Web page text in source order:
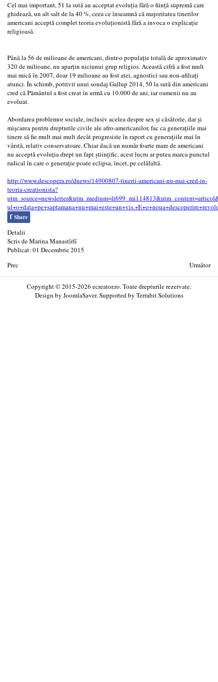
Cel mai important, 51 la sută au acceptat evoluţia fără o fiinţă supremă care
ghidează, un alt salt de la 40 %, ceea ce înseamnă că majoritatea tinerilor
americani acceptă complet teoria evoluţionistă fără a invoca o explicaţie
religioasă.
Până la 56 de milioane de americani, dintr-o populaţie totală de aproximativ
320 de milioane, nu aparţin niciunui grup religios. Această cifră a fost mult
mai mică în 2007, doar 19 milioane au fost atei, agnostici sau non-afiliaţi
atunci. În schimb, potrivit unui sondaj Gallup 2014, 50 la sută din americani
cred că Pământul a fost creat în urmă cu 10.000 de ani, iar oamenii nu au
evoluat.
Abordarea problemor sociale, inclusiv acelea despre sex şi căsătorie, dar şi
mişcarea pentru drepturile civile ale afro-americanilor, fac ca generaţiile mai
tinere să fie mult mai mult decât progresiste în raport cu generaţiile mai în
vârstă, relativ conservatoare. Chiar dacă un număr foarte mare de americani
nu acceptă evoluţia drept un fapt ştiinţific, acest lucru ar putea marca punctul
radical în care o generaţie poate eclipsa, încet, pe celălaltă.
http://www.descopera.ro/dnews/14900807-tinerii-americani-nu-mai-cred-in-
teoria-creationista?
f Share
Detalii
Scris deMarina Manastîrlî
Publicat: 01 Decembrie 2015
Prec
Următor
Copyright © 2015-2026 ecreator.ro. Toate drepturile rezervate.
Design by JoomlaSaver. Supported by Terrabit Solutions